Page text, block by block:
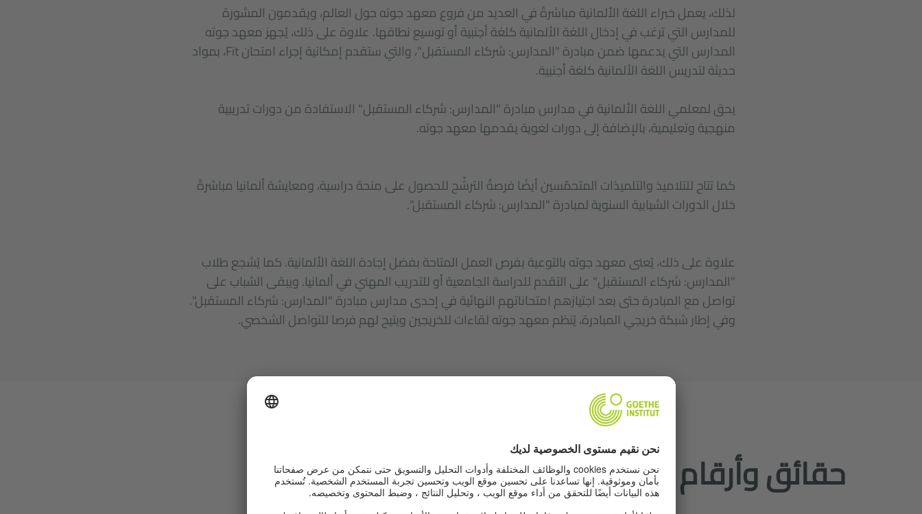
لذلك، يعمل خبراء اللغة الألمانية مباشرةً في العديد من فروع معهد جوته حول العالم، ويقدمون المشورة
للمدارس التي ترغب في إدخال اللغة الألمانية كلغة أجنبية أو توسيع نطاقها. علاوة على ذلك، يُجهز معهد جوته
المدارس التي يدعمها ضمن مبادرة "المدارس: شركاء المستقبل"، والتي ستقدم إمكانية إجراء امتحان Fit، بمواد
حديثة لتدريس اللغة الألمانية كلغة أجنبية.
يحق لمعلمي اللغة الألمانية في مدارس مبادرة "المدارس: شركاء المستقبل" الاستفادة من دورات تدريبية
منهجية وتعليمية، بالإضافة إلى دورات لغوية يقدمها معهد جوته.
كما تتاح للتلاميذ والتلميذات المتحمّسين أيضًا فرصةُ الترشّح للحصول على منحة دراسية، ومعايشة ألمانيا مباشرةً
خلال الدورات الشبابية السنوية لمبادرة "المدارس: شركاء المستقبل".
علاوة على ذلك، يُعنى معهد جوته بالتوعية بفرص العمل المتاحة بفضل إجادة اللغة الألمانية. كما يُشجع طلاب
"المدارس: شركاء المستقبل" على التقدم للدراسة الجامعية أو للتدريب المهني في ألمانيا. ويبقى الشباب على
تواصل مع المبادرة حتى بعد اجتيازهم امتحاناتهم النهائية في إحدى مدارس مبادرة "المدارس: شركاء المستقبل".
وفي إطار شبكة خريجي المبادرة، يُنظم معهد جوته لقاءات للخريجين ويتيح لهم فرصا للتواصل الشخصي.
حقائق وأرقام